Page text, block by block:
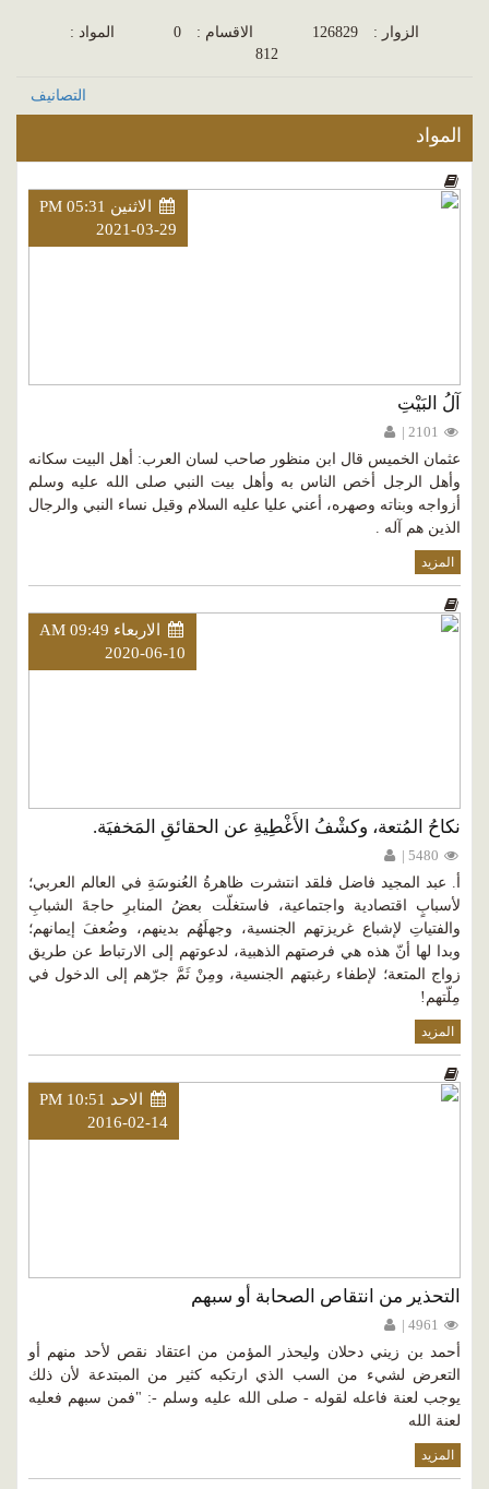
الزوار : 126829 الاقسام : 0
المواد :
812
التصانيف
المواد
الاثنين PM 05:31
2021-03-29
آلُ البَيْتِ
عثمان الخميس قال ابن منظور صاحب لسان العرب: أهل البيت سكانه
وأهل الرجل أخص الناس به وأهل بيت النبي صلى الله عليه وسلم
أزواجه وبناته وصهره، أعني عليا عليه السلام وقيل نساء النبي والرجال
الذين هم آله .
المزيد
الاربعاء AM 09:49
2020-06-10
نكاحُ المُتعة، وكشْفُ الأَغْطِيةِ عن الحقائقِ المَخفيَة.
أ. عبد المجيد فاضل فلقد انتشرت ظاهرةُ العُنوسَةِ في العالم العربي؛
لأسبابٍ اقتصادية واجتماعية، فاستغلّت بعضُ المنابرِ حاجةَ الشبابِ
والفتياتِ لإشباع غريزتهم الجنسية، وجهلَهُم بدينهم، وضُعفَ إيمانهم؛
وبدا لها أنّ هذه هي فرصتهم الذهبية، لدعوتهم إلى الارتباط عن طريق
زواج المتعة؛ لإطفاء رغبتهم الجنسية، ومِنْ ثَمَّ جرّهم إلى الدخول في
مِلّتهم!
المزيد
الاحد PM 10:51
2016-02-14
التحذير من انتقاص الصحابة أو سبهم
أحمد بن زيني دحلان وليحذر المؤمن من اعتقاد نقص لأحد منهم أو
التعرض لشيء من السب الذي ارتكبه كثير من المبتدعة لأن ذلك
يوجب لعنة فاعله لقوله - صلى الله عليه وسلم -: "فمن سبهم فعليه
لعنة الله
المزيد